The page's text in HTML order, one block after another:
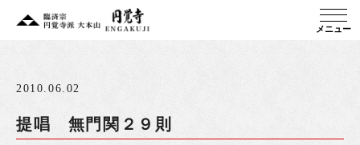
メニュー
2010.06.02
提唱 無門関２９則